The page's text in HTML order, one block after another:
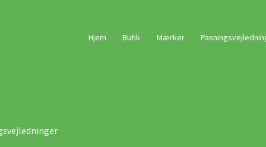
Hjem Butik Mærker